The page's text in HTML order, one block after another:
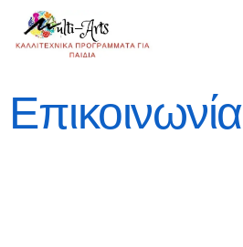
Επικοινωνία